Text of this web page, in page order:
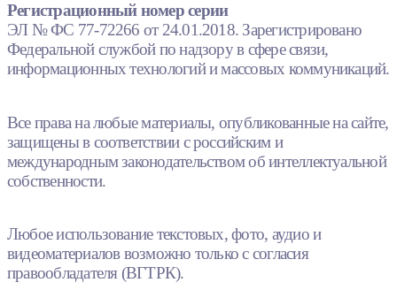
Регистрационный номер серии
ЭЛ № ФС 77-72266 от 24.01.2018. Зарегистрировано
Федеральной службой по надзору в сфере связи,
информационных технологий и массовых коммуникаций.
Все права на любые материалы, опубликованные на сайте,
защищены в соответствии с российским и
международным законодательством об интеллектуальной
собственности.
Любое использование текстовых, фото, аудио и
видеоматериалов возможно только с согласия
правообладателя (ВГТРК).